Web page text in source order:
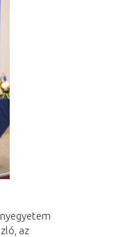
az